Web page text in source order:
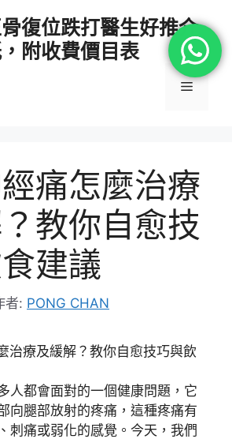
復位跌打醫生好推介
附收費價目表
選
痛怎麼治療
教你自愈技
建議
者: PONG CHAN
人都會面對的一個健康問題，它
向腿部放射的疼痛，這種疼痛有
刺痛或弱化的感覺。今天，我們